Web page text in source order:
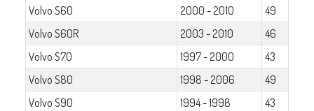
Volvo S60
2000 - 2010
49
Volvo S60R
2003 - 2010
46
Volvo S70
1997 - 2000
43
Volvo S80
1998 - 2006
49
Volvo S90
1994 - 1998
43